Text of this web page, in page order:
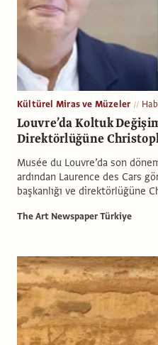
Kültürel Miras ve Müzeler
Louvre’da Koltuk
Direktörlüğüne
Musée du Louvre’da son
ardından Laurence des Cars
başkanlığı ve direktörlüğüne
The Art Newspaper Türkiye